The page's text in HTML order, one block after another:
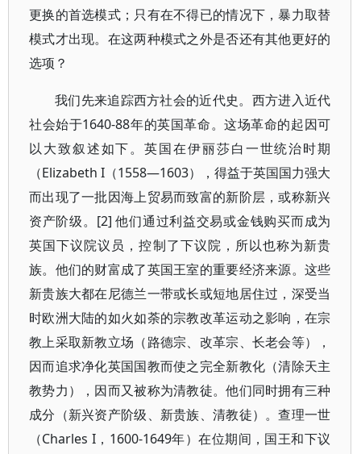
更换的首选模式；只有在不得已的情况下，暴力取替
模式才出现。在这两种模式之外是否还有其他更好的
选项？
我们先来追踪西方社会的近代史。西方进入近代
社会始于1640-88年的英国革命。这场革命的起因可
以大致叙述如下。英国在伊丽莎白一世统治时期
（Elizabeth I（1558―1603），得益于英国国力强大
而出现了一批因海上贸易而致富的新阶层，或称新兴
资产阶级。[2] 他们通过利益交易或金钱购买而成为
英国下议院议员，控制了下议院，所以也称为新贵
族。他们的财富成了英国王室的重要经济来源。这些
新贵族大都在尼德兰一带或长或短地居住过，深受当
时欧洲大陆的如火如荼的宗教改革运动之影响，在宗
教上采取新教立场（路德宗、改革宗、长老会等），
因而追求净化英国国教而使之完全新教化（清除天主
教势力），因而又被称为清教徒。他们同时拥有三种
成分（新兴资产阶级、新贵族、清教徒）。查理一世
（Charles I，1600-1649年）在位期间，国王和下议